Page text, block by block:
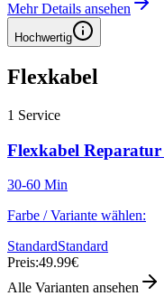
Mehr Details ansehen
Hochwertig
Flexkabel
1 Service
Flexkabel
30-60 Min
Farbe / Variante wählen:
StandardStandard
Preis:49.99€
Alle Varianten ansehen